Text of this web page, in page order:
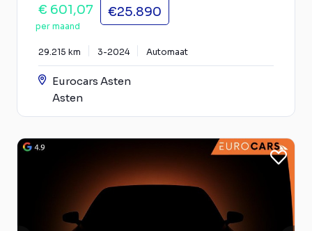
€ 601,07
per maand
€25.890
29.215 km 3-2024 Automaat
Eurocars Asten
Asten